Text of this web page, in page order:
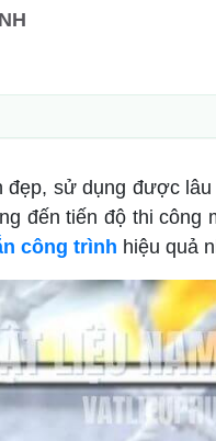
sử dụng được lâu
đến tiến độ thi công
công trình hiệu quả